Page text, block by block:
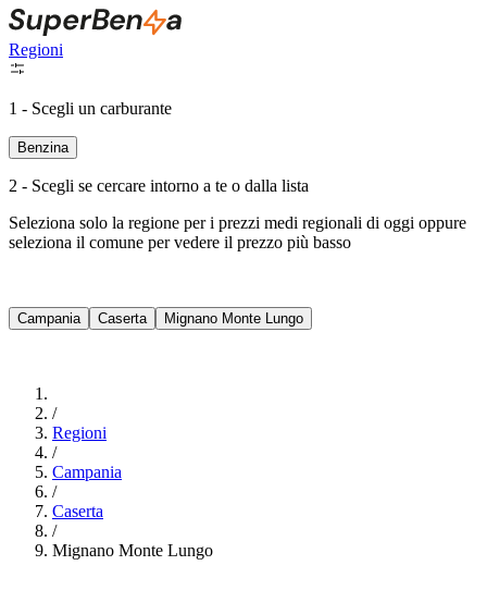
Regioni
1 - Scegli un carburante
Benzina
2 - Scegli se cercare intorno a te o dalla lista
Seleziona solo la regione per i prezzi medi regionali di oggi oppure
seleziona il comune per vedere il prezzo più basso
Campania Caserta Mignano Monte Lungo
/
Regioni
/
Campania
/
Caserta
/
Mignano Monte Lungo